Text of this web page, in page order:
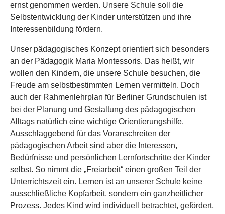
ernst genommen werden. Unsere Schule soll die
Selbstentwicklung der Kinder unterstützen und ihre
Interessenbildung fördern.
Unser pädagogisches Konzept orientiert sich besonders
an der Pädagogik Maria Montessoris. Das heißt, wir
wollen den Kindern, die unsere Schule besuchen, die
Freude am selbstbestimmten Lernen vermitteln. Doch
auch der Rahmenlehrplan für Berliner Grundschulen ist
bei der Planung und Gestaltung des pädagogischen
Alltags natürlich eine wichtige Orientierungshilfe.
Ausschlaggebend für das Voranschreiten der
pädagogischen Arbeit sind aber die Interessen,
Bedürfnisse und persönlichen Lernfortschritte der Kinder
selbst. So nimmt die „Freiarbeit“ einen großen Teil der
Unterrichtszeit ein. Lernen ist an unserer Schule keine
ausschließliche Kopfarbeit, sondern ein ganzheitlicher
Prozess. Jedes Kind wird individuell betrachtet, gefördert,